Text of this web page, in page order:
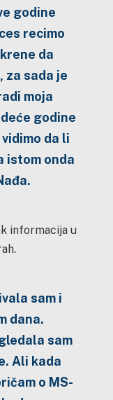
godine
recimo
da
za sada je
moja
godine
da li
istom onda
informacija u
sam i
dana.
sam
Ali kada
o MS-